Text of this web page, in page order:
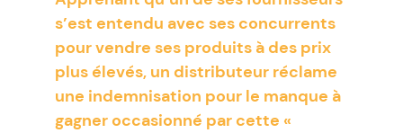
s’est entendu avec ses concurrents
pour vendre ses produits à des prix
plus élevés, un distributeur réclame
une indemnisation pour le manque à
gagner occasionné par cette «